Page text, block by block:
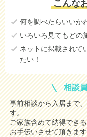
こんな
何を調べたらいいか
いろいろ見てもどの
ネットに掲載されて
たい！
相談
事前相談から入居まで
す。
ご家族含めて納得でき
お手伝いさせて頂きま